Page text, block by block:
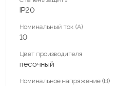
IP20
Номинальный ток (А)
10
Цвет производителя
песочный
Номинальное напряжение (В)